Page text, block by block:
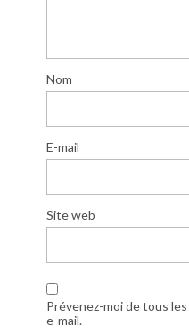
Nom
E-mail
Site web
Prévenez-moi de tous
e-mail.